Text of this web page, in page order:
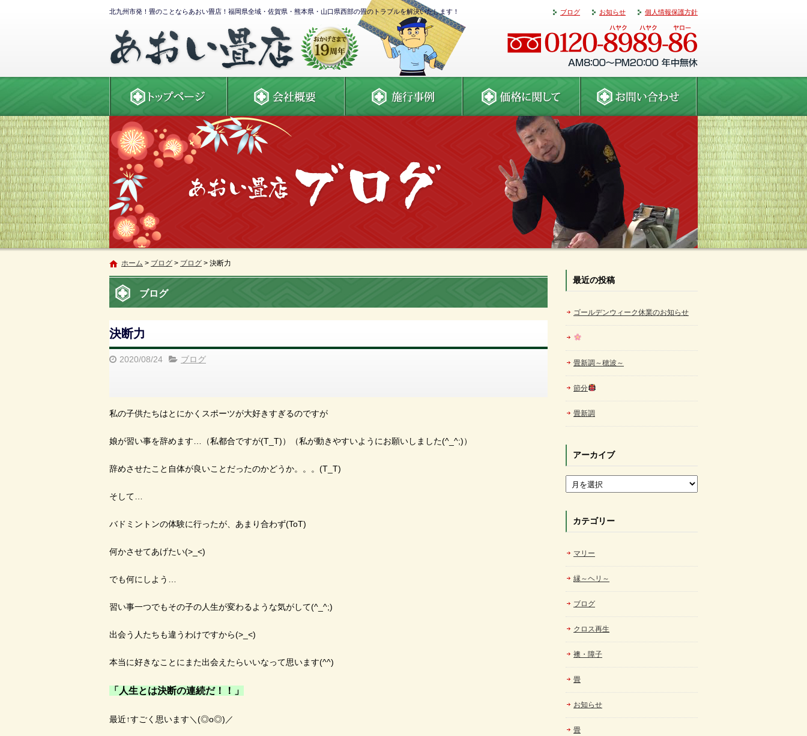
北九州市発！畳のことならあおい畳店！福岡県全域・佐賀県・熊本県・山口県西部の畳のトラブルを解決いたします！ ブログ お知らせ 個人情報保護方針
ホーム > ブログ > ブログ > 決断力
ブログ
決断力
2020/08/24 ブログ
私の子供たちはとにかくスポーツが大好きすぎるのですが
娘が習い事を辞めます…（私都合ですが(T_T)）（私が動きやすいようにお願いしました(^_^;)）
辞めさせたこと自体が良いことだったのかどうか。。。(T_T)
そして…
バドミントンの体験に行ったが、あまり合わず(ToT)
何かさせてあげたい(>_<)
でも何にしよう…
習い事一つでもその子の人生が変わるような気がして(^_^;)
出会う人たちも違うわけですから(>_<)
本当に好きなことにまた出会えたらいいなって思います(^^)
「人生とは決断の連続だ！！」
最近↑すごく思います＼(◎o◎)／
最近の投稿
ゴールデンウィーク休業のお知らせ
畳新調～穂波～
節分
畳新調
アーカイブ
アーカイブ
カテゴリー
マリー
縁～ヘリ～
ブログ
クロス再生
襖・障子
畳
お知らせ
畳